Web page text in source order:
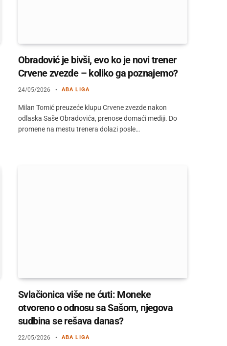
Obradović je bivši, evo ko je novi trener
Crvene zvezde – koliko ga poznajemo?
24/05/2026 ABA LIGA
Milan Tomić preuzeće klupu Crvene zvezde nakon
odlaska Saše Obradovića, prenose domaći mediji. Do
promene na mestu trenera dolazi posle…
Svlačionica više ne ćuti: Moneke
otvoreno o odnosu sa Sašom, njegova
sudbina se rešava danas?
22/05/2026 ABA LIGA